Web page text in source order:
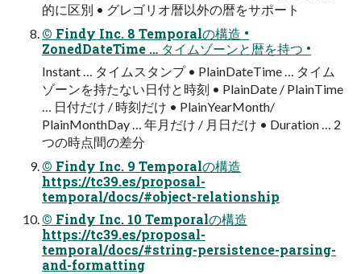
的に区別 • グレゴリオ暦以外の暦をサポート
© Findy Inc. 8 Temporalの構造 •
ZonedDateTime … タイムゾーンと暦を持つ •
Instant … タイムスタンプ • PlainDateTime … タイム
ゾーンを持たない⽇付と時刻 • PlainDate / PlainTime
… ⽇付だけ / 時刻だけ • PlainYearMonth/
PlainMonthDay … 年⽉だけ / ⽉⽇だけ • Duration … 2
つの時点間の差分
© Findy Inc. 9 Temporalの構造
https://tc39.es/proposal-
temporal/docs/#object-relationship
© Findy Inc. 10 Temporalの構造
https://tc39.es/proposal-
temporal/docs/#string-persistence-parsing-
and-formatting